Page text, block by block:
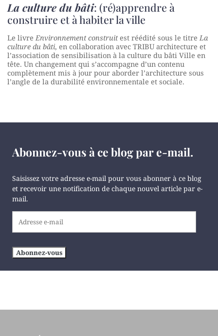
La culture du bâti: (ré)apprendre à
construire et à habiter la ville
Le livre Environnement construitest réédité sous le titre La
culture du bâti, en collaboration avec TRIBU architecture et
l’association de sensibilisation à la culture du bâti Ville en
tête. Un changement qui s’accompagne d’un contenu
complètement mis à jour pour aborder l’architecture sous
l’angle de la durabilité environnementale et sociale.
Abonnez-vous à ce blog par e-mail.
Saisissez votre adresse e-mail pour vous abonner à ce blog
et recevoir une notification de chaque nouvel article par e-
mail.
Abonnez-vous